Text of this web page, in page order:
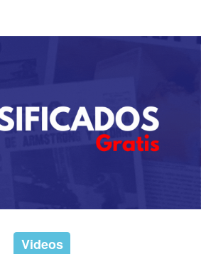
Videos